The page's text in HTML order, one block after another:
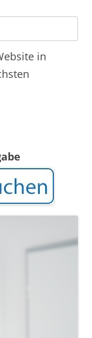
in